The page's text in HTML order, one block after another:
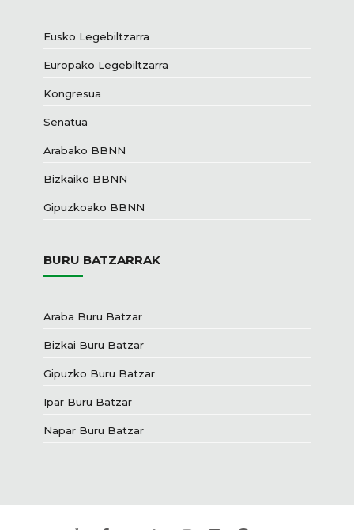
Eusko Legebiltzarra
Europako Legebiltzarra
Kongresua
Senatua
Arabako BBNN
Bizkaiko BBNN
Gipuzkoako BBNN
BURU BATZARRAK
Araba Buru Batzar
Bizkai Buru Batzar
Gipuzko Buru Batzar
Ipar Buru Batzar
Napar Buru Batzar